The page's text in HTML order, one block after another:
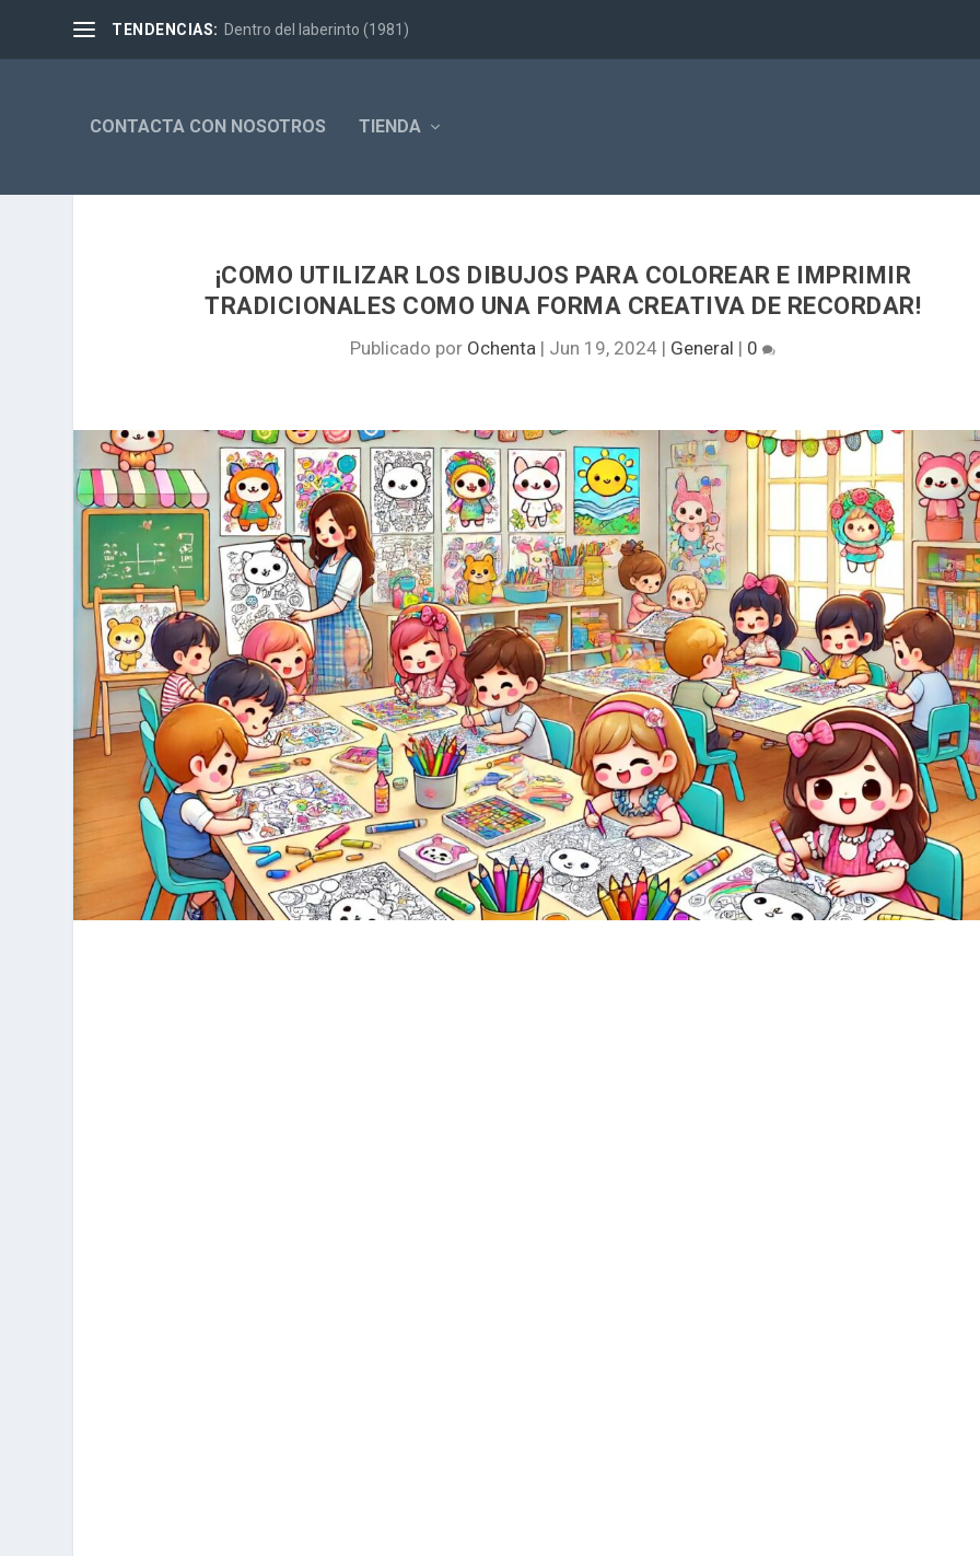
TENDENCIAS: Dentro del laberinto (1981)
CONTACTA CON NOSOTROS TIENDA
¡COMO UTILIZAR LOS DIBUJOS PARA COLOREAR E IMPRIMIR
TRADICIONALES COMO UNA FORMA CREATIVA DE RECORDAR!
Publicado por Ochenta | Jun 19, 2024 | General | 0